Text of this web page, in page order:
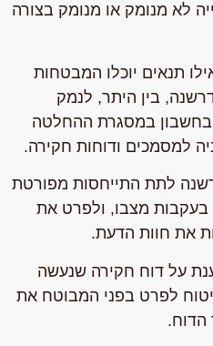
לא מנומק או מנומק בצורה
תנאים יוכלו המבטחות
בין היתר, לנמק
במסגרת ההחלטה
למסמכים ודוחות חקירה.
לתת התייחסות מפורטת
מצבו, ולפרט את
את חוות הדעת.
על דוח חקירה שנעשה
לפרט בפני המבוטח את
הדוח.